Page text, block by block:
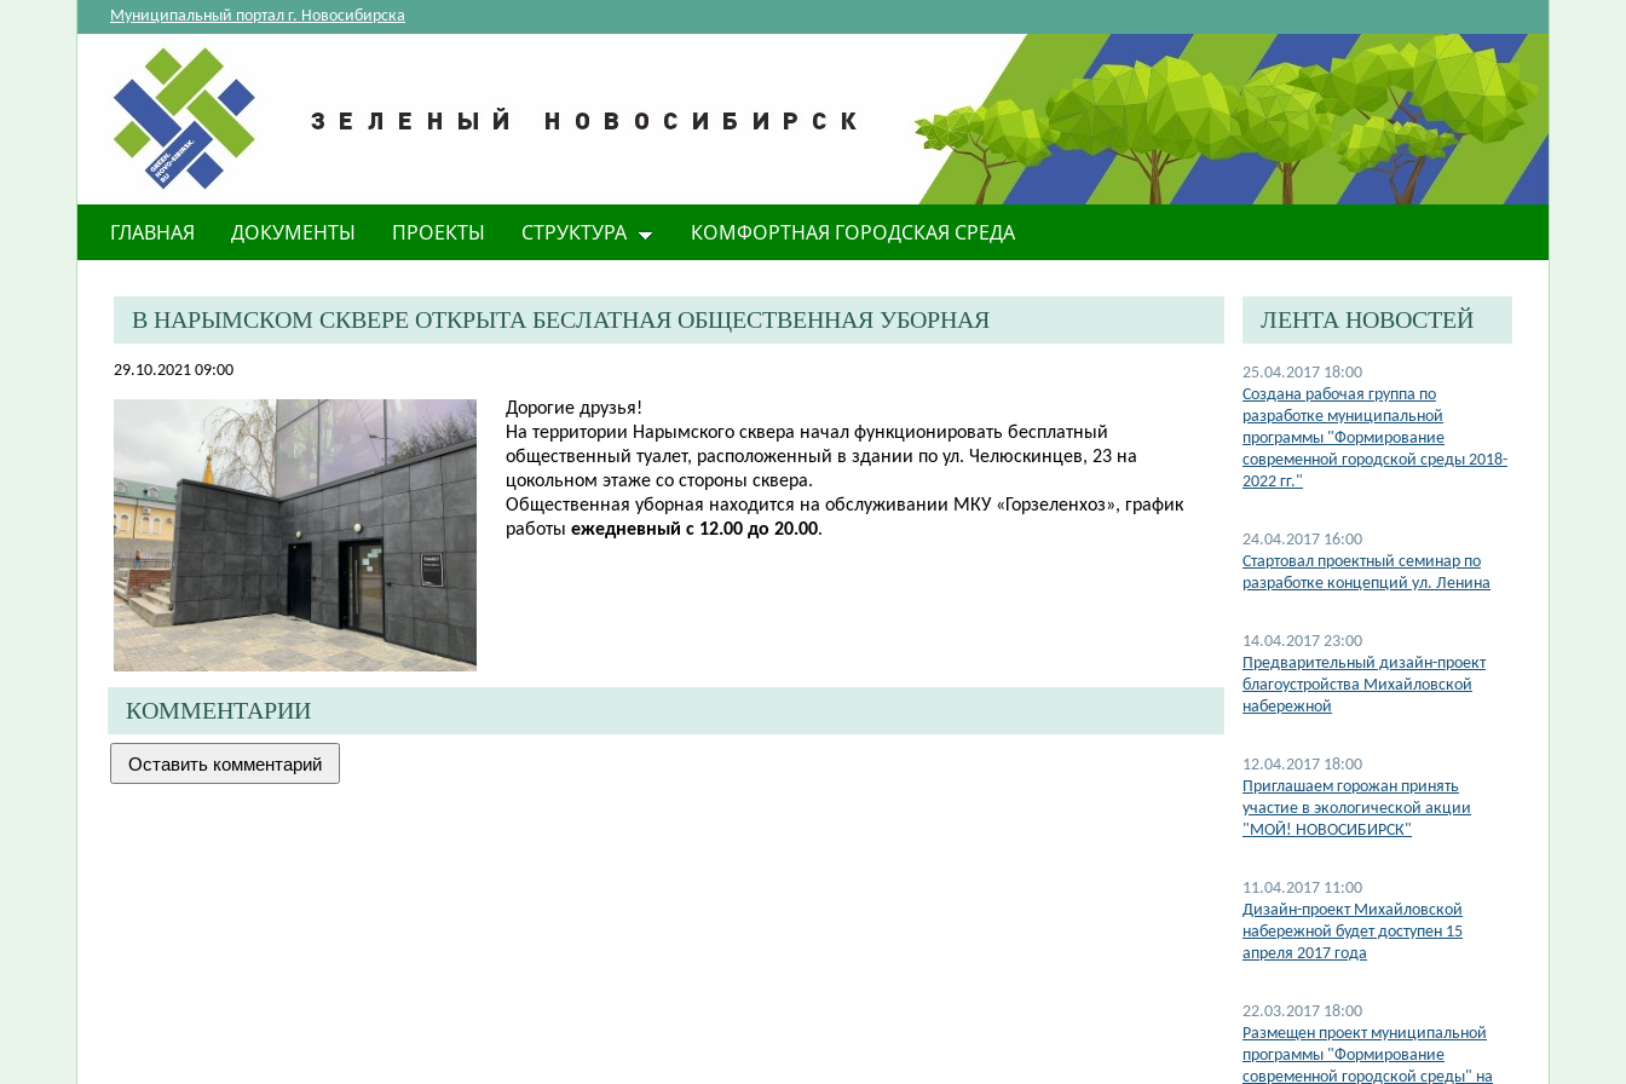
Муниципальный портал г. Новосибирска
ГЛАВНАЯ ДОКУМЕНТЫ ПРОЕКТЫ СТРУКТУРА КОМФОРТНАЯ ГОРОДСКАЯ СРЕДА
В НАРЫМСКОМ СКВЕРЕ ОТКРЫТА БЕСЛАТНАЯ ОБЩЕСТВЕННАЯ УБОРНАЯ
29.10.2021 09:00
Дорогие друзья!
На территории Нарымского сквера начал функционировать бесплатный
общественный туалет, расположенный ​в здании по ул. Челюскинцев, 23 на
цокольном этаже со стороны сквера.
Общественная уборная находится на обслуживании МКУ «Горзеленхоз», график
работы ежедневный с 12.00 до 20.00.​
КОММЕНТАРИИ
ЛЕНТА НОВОСТЕЙ
25.04.2017 18:00
Создана рабочая группа по
разработке муниципальной
программы "Формирование
современной городской среды 2018-
2022 гг."
24.04.2017 16:00
Стартовал проектный семинар по
разработке концепций ул. Ленина
14.04.2017 23:00
Предварительный дизайн-проект
благоустройства Михайловской
набережной
12.04.2017 18:00
Приглашаем горожан принять
участие в экологической акции
"МОЙ! НОВОСИБИРСК"
11.04.2017 11:00
Дизайн-проект Михайловской
набережной будет доступен 15
апреля 2017 года
22.03.2017 18:00
Размещен проект муниципальной
программы "Формирование
современной городской среды" на